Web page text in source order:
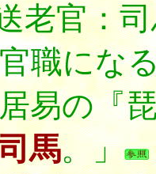
老官：
職にな
易の『
馬。」